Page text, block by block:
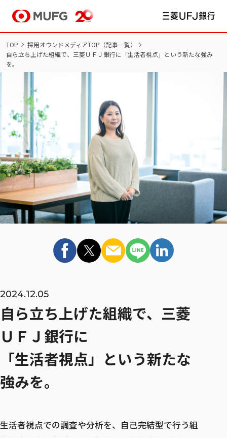
NEW GRADUATES
新卒採用サイト TOP
インターンシップ
新卒採用マイページ/ログイン
キャリア登録
TOP
採用オウンドメディアTOP（記事一覧）
自ら立ち上げた組織で、三菱ＵＦＪ銀行に「生活者視点」という新たな強み
を。
2024.12.05
自ら立ち上げた組織で、三菱
ＵＦＪ銀行に
「生活者視点」という新たな
強みを。
生活者視点での調査や分析を、自己完結型で行う組